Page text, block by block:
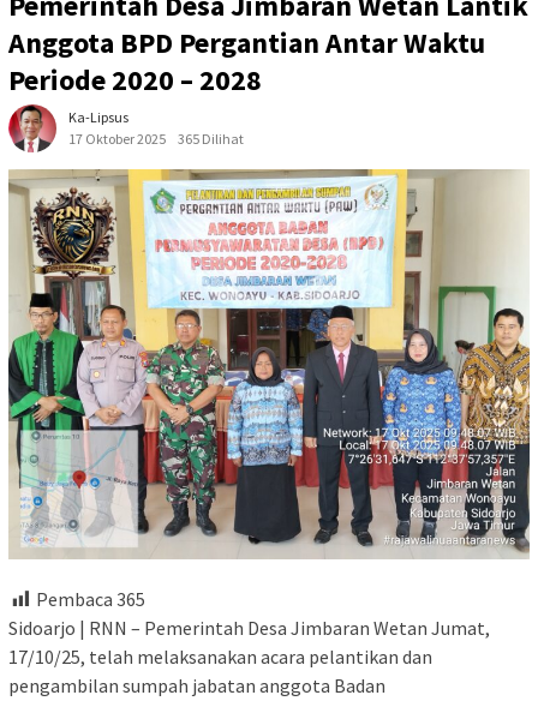
Anggota BPD Pergantian Antar Waktu
Periode 2020 – 2028
Ka-Lipsus
17 Oktober 2025
365 Dilihat
Pembaca 365
Sidoarjo | RNN – Pemerintah Desa Jimbaran Wetan Jumat,
17/10/25, telah melaksanakan acara pelantikan dan
pengambilan sumpah jabatan anggota Badan